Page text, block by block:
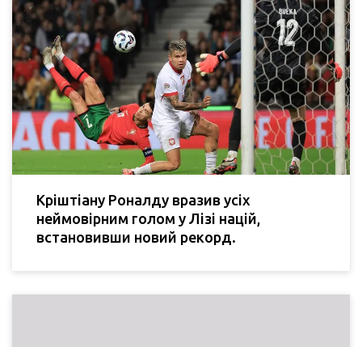
Кріштіану Роналду вразив усіх
неймовірним голом у Лізі націй,
встановивши новий рекорд.